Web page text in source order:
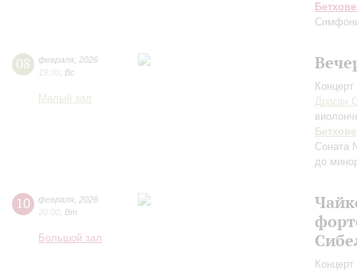
08 февраля 2026
19:00 Вс
Малый зал
Драган
Соната
до
10 февраля 2026
20:00 Вт
Большой зал